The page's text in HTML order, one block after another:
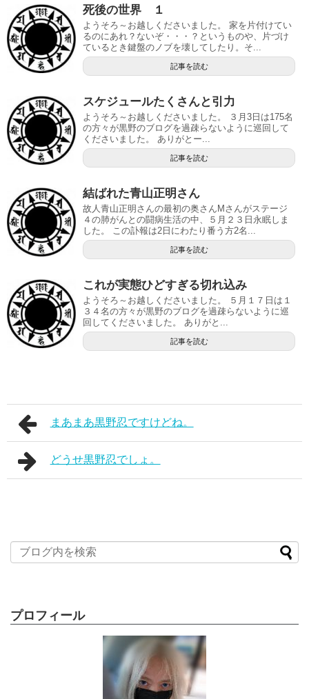
死後の世界 １
ようそろ～お越しくださいました。 家を片付けてい
るのにあれ？ないぞ・・・？というものや、片づけ
ているとき鍵盤のノブを壊してしたり。そ...
記事を読む
スケジュールたくさんと引力
ようそろ～お越しくださいました。 ３月3日は175名
の方々が黒野のブログを過疎らないように巡回して
くださいました。 ありがとー...
記事を読む
結ばれた青山正明さん
故人青山正明さんの最初の奥さんMさんがステージ
４の肺がんとの闘病生活の中、５月２３日永眠しま
した。 この訃報は2日にわたり番う方2名...
記事を読む
これが実態ひどすぎる切れ込み
ようそろ～お越しくださいました。 ５月１７日は１
３４名の方々が黒野のブログを過疎らないように巡
回してくださいました。 ありがと...
記事を読む
まあまあ黒野忍ですけどね。
どうせ黒野忍でしょ。
プロフィール